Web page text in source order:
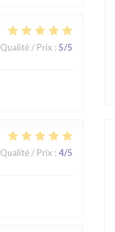
Qualité / Prix : 5/5
Qualité / Prix : 4/5